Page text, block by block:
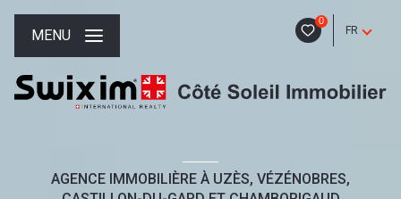
0
FR
MENU
AGENCE IMMOBILIÈRE À UZÈS, VÉZÉNOBRES,